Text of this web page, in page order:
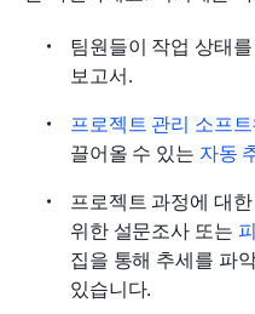
팀원들이 작업 상태
보고서.
프로젝트 관리 소프
끌어올 수 있는 자동
프로젝트 과정에 대
위한 설문조사 또는
집을 통해 추세를 파
있습니다.